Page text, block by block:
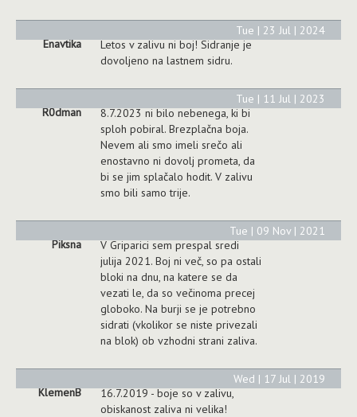
Enavtika
Letos v zalivu ni boj! Sidranje je
dovoljeno na lastnem sidru.
Tue | 23 Jul | 2024
R0dman
8.7.2023 ni bilo nebenega, ki bi
sploh pobiral. Brezplačna boja.
Nevem ali smo imeli srečo ali
enostavno ni dovolj prometa, da
bi se jim splačalo hodit. V zalivu
smo bili samo trije.
Tue | 11 Jul | 2023
Piksna
V Griparici sem prespal sredi
julija 2021. Boj ni več, so pa ostali
bloki na dnu, na katere se da
vezati le, da so večinoma precej
globoko. Na burji se je potrebno
sidrati (vkolikor se niste privezali
na blok) ob vzhodni strani zaliva.
Tue | 09 Nov | 2021
KlemenB
16.7.2019 - boje so v zalivu,
obiskanost zaliva ni velika!
Wed | 17 Jul | 2019